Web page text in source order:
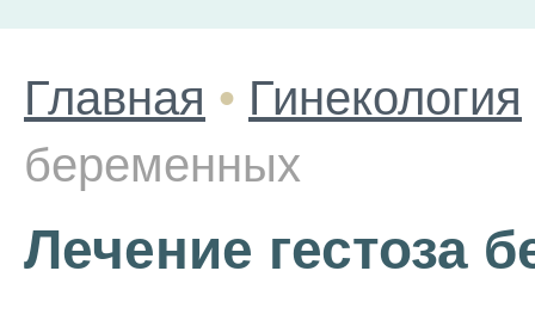
Главная • Гинекология
беременных
Лечение гестоза